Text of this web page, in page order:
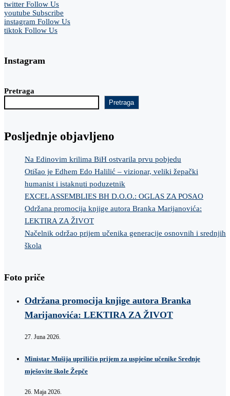
twitter Follow Us
youtube Subscribe
instagram Follow Us
tiktok Follow Us
Instagram
Pretraga
Pretraga
Posljednje objavljeno
Na Edinovim krilima BiH ostvarila prvu pobjedu
Otišao je Edhem Edo Halilić – vizionar, veliki žepački
humanist i istaknuti poduzetnik
EXCEL ASSEMBLIES BH D.O.O.: OGLAS ZA POSAO
Održana promocija knjige autora Branka Marijanovića:
LEKTIRA ZA ŽIVOT
Načelnik održao prijem učenika generacije osnovnih i srednjih
škola
Foto priče
Održana promocija knjige autora Branka
Marijanovića: LEKTIRA ZA ŽIVOT
27. Juna 2026.
Ministar Mušija upriličio prijem za uspješne učenike Srednje
mješovite škole Žepče
26. Maja 2026.